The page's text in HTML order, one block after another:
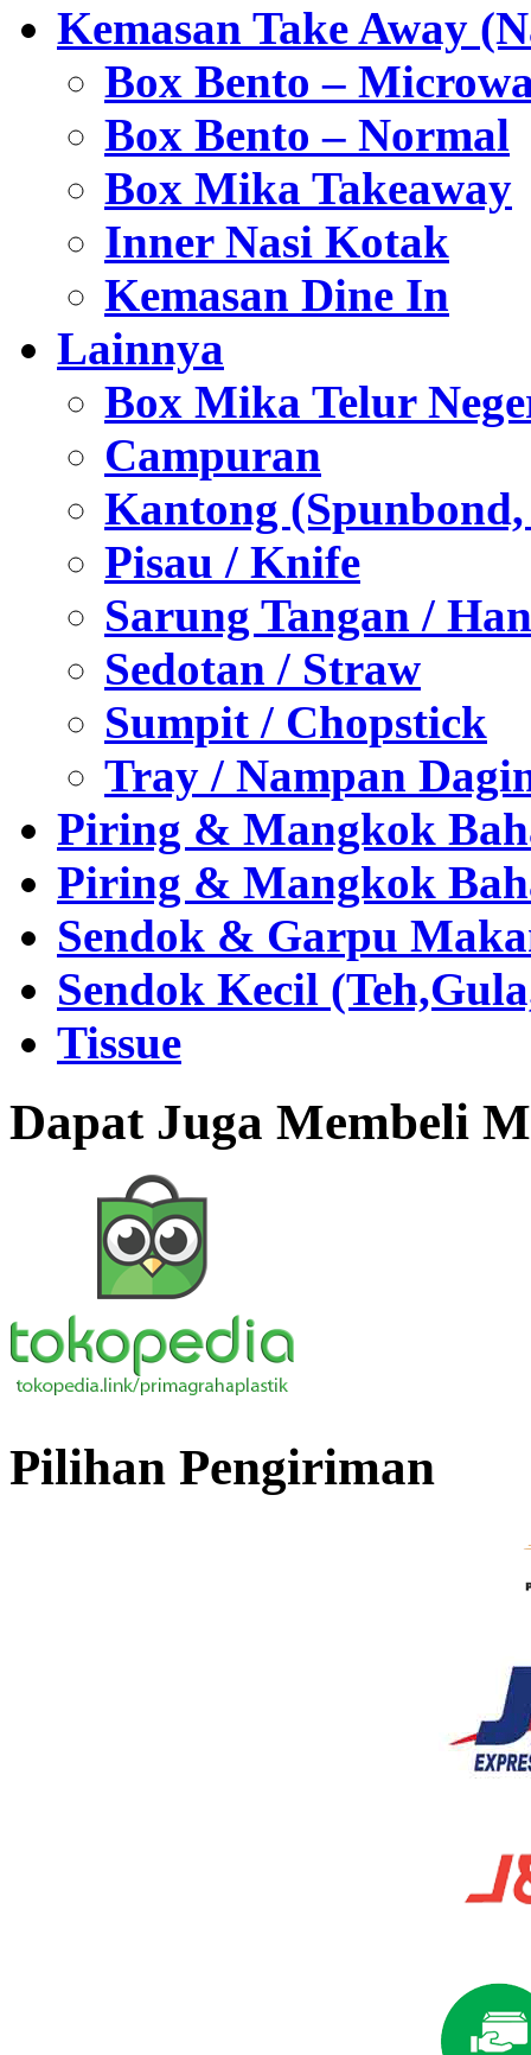
Kemasan Take Away
Box Bento –
Box Bento – Normal
Box Mika Takeaway
Inner Nasi Kotak
Kemasan Dine In
Lainnya
Box Mika Telur
Campuran
Kantong
Pisau / Knife
Sarung Tangan /
Sedotan / Straw
Sumpit / Chopstick
Tray / Nampan
Piring & Mangkok
Piring & Mangkok
Sendok & Garpu
Sendok Kecil
Tissue
Dapat Juga Membeli
Pilihan Pengiriman